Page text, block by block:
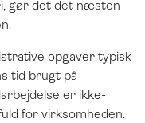
gør det det næsten
opgaver typisk
tid brugt på
er ikke-
for virksomheden.